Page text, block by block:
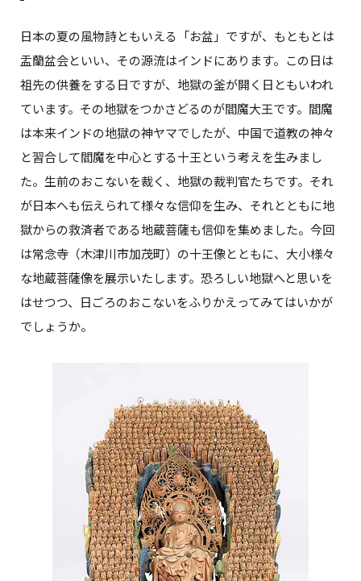
日本の夏の風物詩ともいえる「お盆」ですが、もともとは
盂蘭盆会といい、その源流はインドにあります。この日は
祖先の供養をする日ですが、地獄の釜が開く日ともいわれ
ています。その地獄をつかさどるのが閻魔大王です。閻魔
は本来インドの地獄の神ヤマでしたが、中国で道教の神々
と習合して閻魔を中心とする十王という考えを生みまし
た。生前のおこないを裁く、地獄の裁判官たちです。それ
が日本へも伝えられて様々な信仰を生み、それとともに地
獄からの救済者である地蔵菩薩も信仰を集めました。今回
は常念寺（木津川市加茂町）の十王像とともに、大小様々
な地蔵菩薩像を展示いたします。恐ろしい地獄へと思いを
はせつつ、日ごろのおこないをふりかえってみてはいかが
でしょうか。